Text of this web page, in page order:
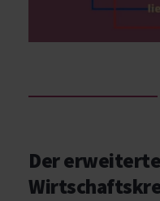
Der erweiterte